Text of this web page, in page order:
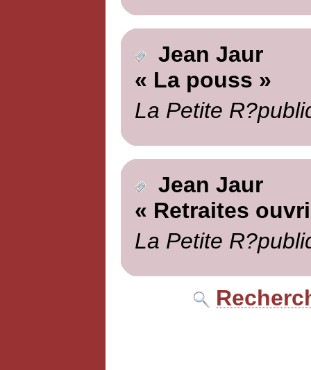
Jean Jaur
« La pouss »
La Petite
Jean Jaur
« Retraites
La Petite